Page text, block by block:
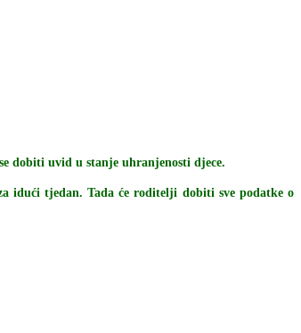
dobiti uvid u stanje uhranjenosti djece.
idući tjedan. Tada će roditelji dobiti sve podatke o